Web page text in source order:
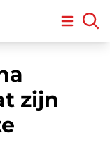
Open
zijn